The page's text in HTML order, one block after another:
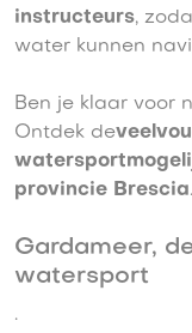
instructeurs,
water kunnen
Ben je klaar voor
Ontdek de
provincie Brescia.
Gardameer,
watersport
.